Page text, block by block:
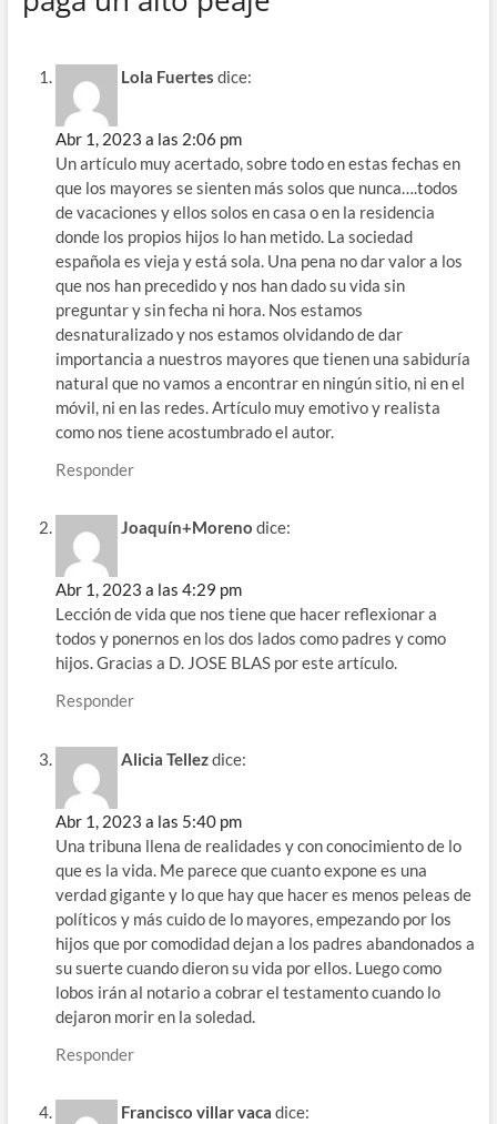
Lola Fuertes dice:
Abr 1, 2023 a las 2:06 pm
Un artículo muy acertado, sobre todo en estas fechas en
que los mayores se sienten más solos que nunca….todos
de vacaciones y ellos solos en casa o en la residencia
donde los propios hijos lo han metido. La sociedad
española es vieja y está sola. Una pena no dar valor a los
que nos han precedido y nos han dado su vida sin
preguntar y sin fecha ni hora. Nos estamos
desnaturalizado y nos estamos olvidando de dar
importancia a nuestros mayores que tienen una sabiduría
natural que no vamos a encontrar en ningún sitio, ni en el
móvil, ni en las redes. Artículo muy emotivo y realista
como nos tiene acostumbrado el autor.
Responder
Joaquín+Moreno dice:
Abr 1, 2023 a las 4:29 pm
Lección de vida que nos tiene que hacer reflexionar a
todos y ponernos en los dos lados como padres y como
hijos. Gracias a D. JOSE BLAS por este artículo.
Responder
Alicia Tellezdice:
Abr 1, 2023 a las 5:40 pm
Una tribuna llena de realidades y con conocimiento de lo
que es la vida. Me parece que cuanto expone es una
verdad gigante y lo que hay que hacer es menos peleas de
políticos y más cuido de lo mayores, empezando por los
hijos que por comodidad dejan a los padres abandonados a
su suerte cuando dieron su vida por ellos. Luego como
lobos irán al notario a cobrar el testamento cuando lo
dejaron morir en la soledad.
Responder
Francisco villar vaca dice: